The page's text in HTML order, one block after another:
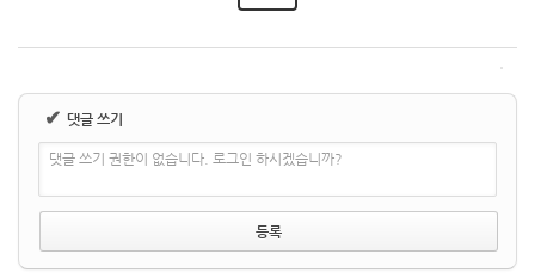
✔ 댓글 쓰기
댓글 쓰기 권한이 없습니다. 로그인 하시겠습니까?